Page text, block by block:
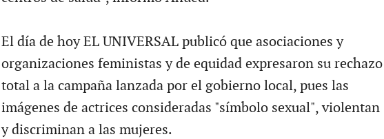
El día de hoy EL UNIVERSAL publicó que asociaciones y
organizaciones feministas y de equidad expresaron su rechazo
total a la campaña lanzada por el gobierno local, pues las
imágenes de actrices consideradas "símbolo sexual", violentan
y discriminan a las mujeres.